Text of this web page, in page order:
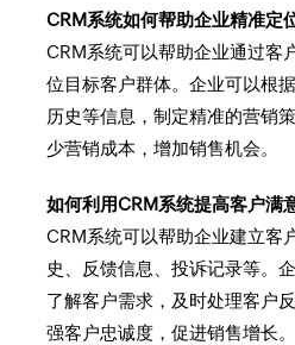
CRM系统如何帮助企业精准定
CRM系统可以帮助企业通过客
位目标客户群体。企业可以根
历史等信息，制定精准的营销
少营销成本，增加销售机会。
如何利用CRM系统提高客户满
CRM系统可以帮助企业建立客
史、反馈信息、投诉记录等。
了解客户需求，及时处理客户
强客户忠诚度，促进销售增长。